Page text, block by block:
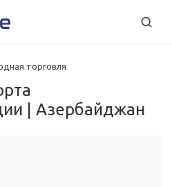
торговля
| Азербайджан